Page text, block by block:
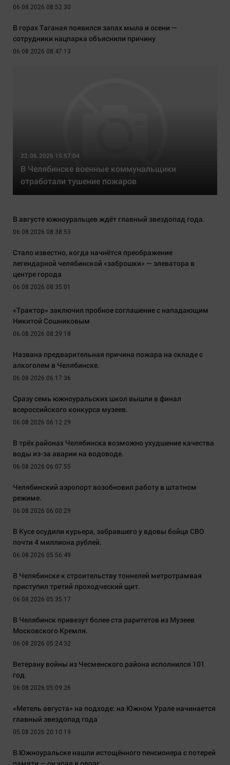
06.08.2026 08:52:30
В горах Таганая появился запах мыла и осени —
сотрудники нацпарка объяснили причину
06.08.2026 08:47:13
22.06.2026 15:57:04
В Челябинске военные коммунальщики
отработали тушение пожаров
В августе южноуральцев ждёт главный звездопад года.
06.08.2026 08:38:53
Стало известно, когда начнётся преображение
легендарной челябинской «заброшки» — элеватора в
центре города
06.08.2026 08:35:01
«Трактор» заключил пробное соглашение с нападающим
Никитой Сошниковым
06.08.2026 08:29:18
Названа предварительная причина пожара на складе с
алкоголем в Челябинске.
06.08.2026 06:17:36
Сразу семь южноуральских школ вышли в финал
всероссийского конкурса музеев.
06.08.2026 06:12:29
В трёх районах Челябинска возможно ухудшение качества
воды из-за аварии на водоводе.
06.08.2026 06:07:55
Челябинский аэропорт возобновил работу в штатном
режиме.
06.08.2026 06:00:29
В Кусе осудили курьера, забравшего у вдовы бойца СВО
почти 4 миллиона рублей.
06.08.2026 05:56:49
В Челябинске к строительству тоннелей метротрамвая
приступил третий проходческий щит.
06.08.2026 05:35:17
В Челябинск привезут более ста раритетов из Музеев
Московского Кремля.
06.08.2026 05:24:32
Ветерану войны из Чесменского района исполнился 101
год.
06.08.2026 05:09:26
«Метель августа» на подходе: на Южном Урале начинается
главный звездопад года
05.08.2026 20:10:19
В Южноуральске нашли истощённого пенсионера с потерей